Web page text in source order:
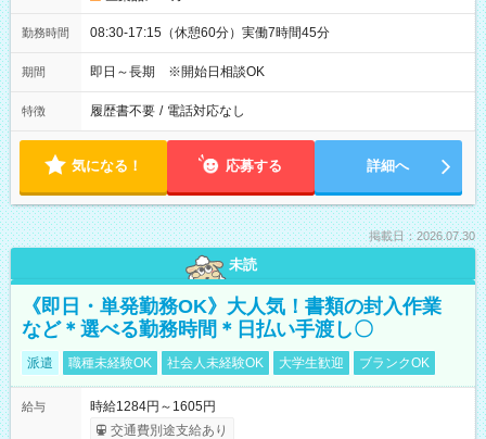
勤務時間 08:30-17:15（休憩60分）実働7時間45分
期間 即日～長期 ※開始日相談OK
特徴 履歴書不要 / 電話対応なし
気になる！ 応募する 詳細へ
掲載日：2026.07.30
未読
《即日・単発勤務OK》大人気！書類の封入作業
など＊選べる勤務時間＊日払い手渡し〇
派遣 職種未経験OK 社会人未経験OK 大学生歓迎 ブランクOK
給与
時給1284円～1605円
交通費別途支給あり